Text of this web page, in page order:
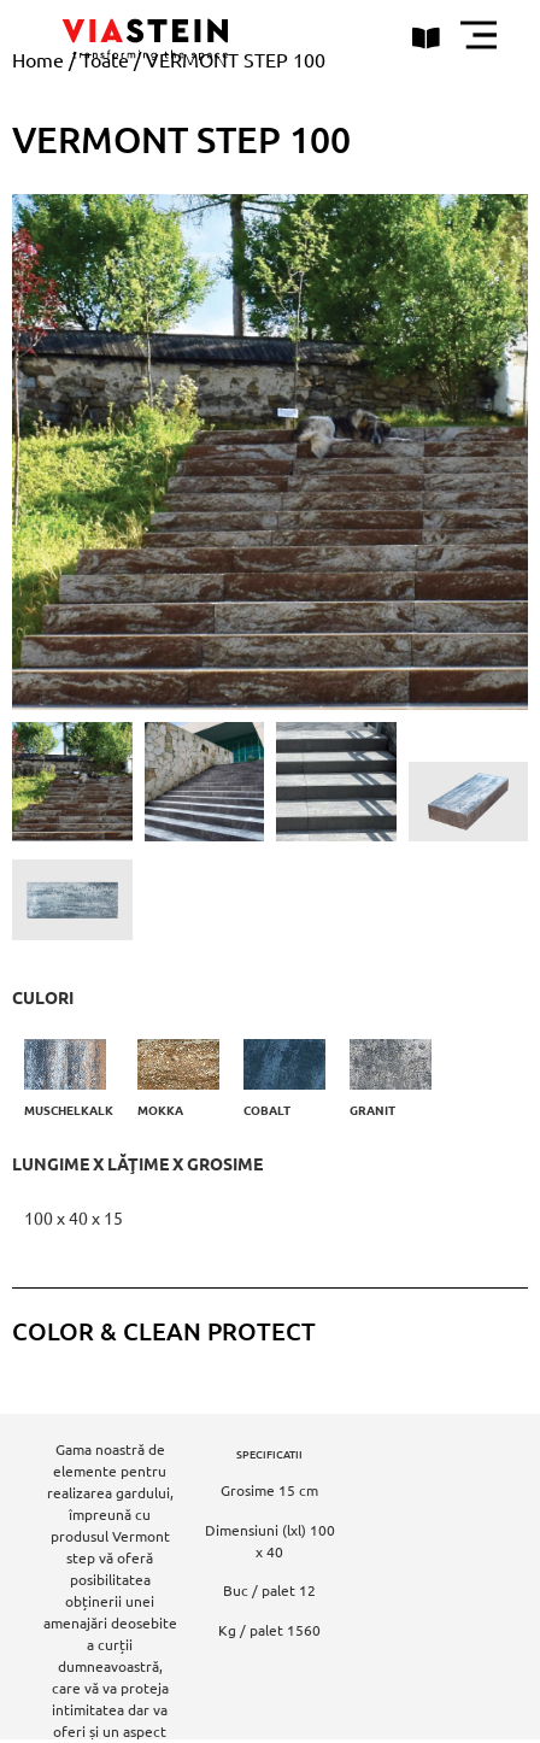
Home /Toate/ VERMONT STEP 100
VERMONT STEP 100
CULORI
MUSCHELKALK MOKKA COBALT GRANIT
LUNGIME X LĂŢIME X GROSIME
100 x 40 x 15
COLOR & CLEAN PROTECT​
Gama noastră de
elemente pentru
realizarea gardului,
împreună cu
produsul Vermont
step vă oferă
posibilitatea
obținerii unei
amenajări deosebite
a curții
dumneavoastră,
care vă va proteja
intimitatea dar va
oferi și un aspect
SPECIFICATII
Grosime 15 cm
Dimensiuni (lxl) 100
x 40
Buc / palet 12
Kg / palet 1560